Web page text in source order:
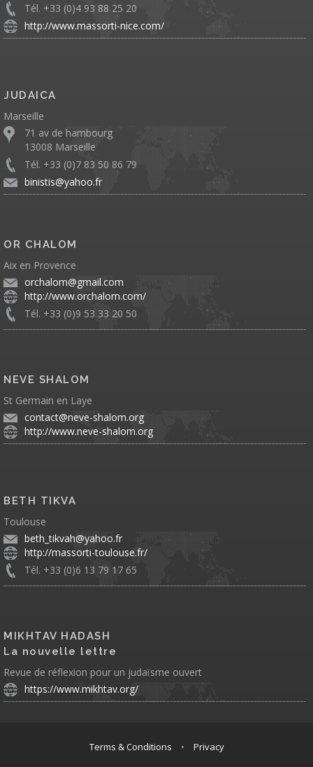
Tél. +33 (0)4 93 88 25 20
http://www.massorti-nice.com/
JUDAICA
Marseille
71 av de hambourg
13008 Marseille
Tél. +33 (0)7 83 50 86 79
binistis@yahoo.fr
OR CHALOM
Aix en Provence
orchalom@gmail.com
http://www.orchalom.com/
Tél. +33 (0)9 53 33 20 50
NEVE SHALOM
St Germain en Laye
contact@neve-shalom.org
http://www.neve-shalom.org
BETH TIKVA
Toulouse
beth_tikvah@yahoo.fr
http://massorti-toulouse.fr/
Tél. +33 (0)6 13 79 17 65
MIKHTAV HADASH
La nouvelle lettre
Revue de réflexion pour un judaïsme ouvert
https://www.mikhtav.org/
Terms & Conditions • Privacy